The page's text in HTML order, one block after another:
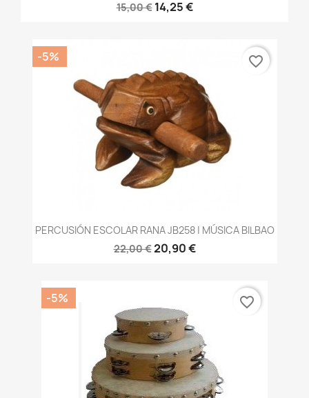
15,00 € 14,25 €
PERCUSIÓN ESCOLAR RANA JB258 | MÚSICA BILBAO
22,00 €20,90 €
-5% favorite_border
-5% favorite_border